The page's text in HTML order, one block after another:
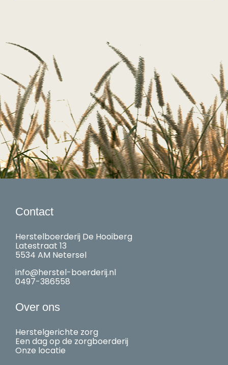
Contact
Herstelboerderij De Hooiberg
Latestraat 13
5534 AM Netersel
info@herstel-boerderij.nl
0497-386558
Over ons
Herstelgerichte zorg
Een dag op de zorgboerderij
Onze locatie